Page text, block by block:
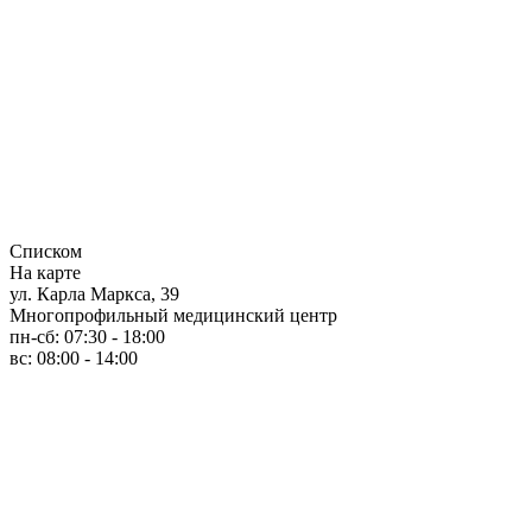
Списком
На карте
ул. Карла Маркса, 39
Многопрофильный медицинский центр
пн-сб: 07:30 - 18:00
вс: 08:00 - 14:00